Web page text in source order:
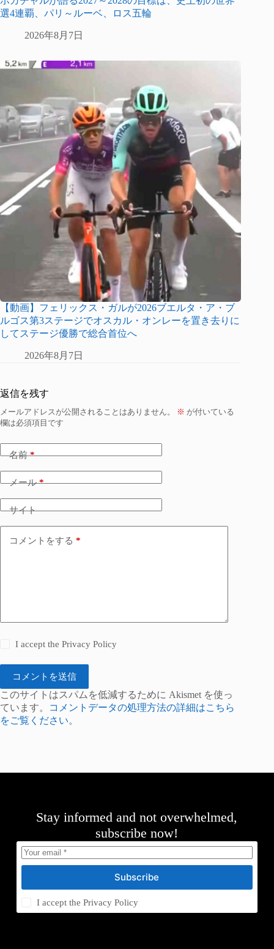
選4連覇、パリ～ルーベ、ロス五輪
2026年8月7日
【動画】フェリックス・ガルが2026ブエルタ・ア・ブ
ルゴス第3ステージでオスカル・オンレーを置き去りに
してステージ優勝で総合首位へ
2026年8月7日
返信を残す
メールアドレスが公開されることはありません。 ※ が付いている
欄は必須項目です
名前*
メール*
サイト
コメントをする *
I accept thePrivacy Policy
コメントを送信
このサイトはスパムを低減するために Akismet を使っ
ています。
コメントデータの処理方法の詳細はこちら
をご覧ください。
Stay informed and not overwhelmed,
subscribe now!
Subscribe
I accept thePrivacy Policy